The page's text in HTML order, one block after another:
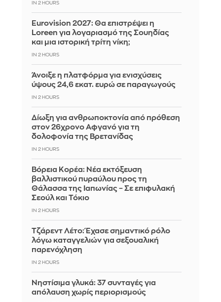
IN 2 HOURS
Eurovision 2027: Θα επιστρέψει η
Loreen για λογαριασμό της Σουηδίας
και μια ιστορική τρίτη νίκη;
IN 2 HOURS
Άνοιξε η πλατφόρμα για ενισχύσεις
ύψους 24,6 εκατ. ευρώ σε παραγωγούς
IN 2 HOURS
Δίωξη για ανθρωποκτονία από πρόθεση
στον 26χρονο Αφγανό για τη
δολοφονία της Βρετανίδας
IN 2 HOURS
Βόρεια Κορέα: Νέα εκτόξευση
βαλλιστικού πυραύλου προς τη
Θάλασσα της Ιαπωνίας – Σε επιφυλακή
Σεούλ και Τόκιο
IN 2 HOURS
Τζάρεντ Λέτο: Έχασε σημαντικό ρόλο
λόγω καταγγελιών για σεξουαλική
παρενόχληση
IN 2 HOURS
Νηστίσιμα γλυκά: 37 συνταγές για
απόλαυση χωρίς περιορισμούς